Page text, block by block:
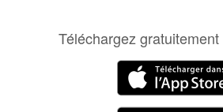
Téléchargez